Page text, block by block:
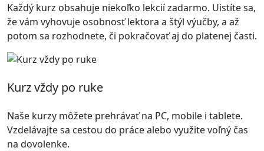
Každý kurz obsahuje niekoľko lekcií zadarmo. Uistíte sa,
že vám vyhovuje osobnosť lektora a štýl výučby, a až
potom sa rozhodnete, či pokračovať aj do platenej časti.
Kurz vždy po ruke
Naše kurzy môžete prehrávať na PC, mobile i tablete.
Vzdelávajte sa cestou do práce alebo využite voľný čas
na dovolenke.